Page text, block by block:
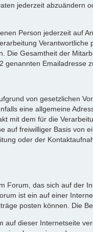
jederzeit abzuändern
Person jederzeit auf
Die Gesamtheit der
Emailadresse
von gesetzlichen
eine allgemeine
mit dem für die
auf freiwilliger Basis von
oder der
Forum, das sich auf der
ist ein auf einer
posten können. Die
dieser Internetseite